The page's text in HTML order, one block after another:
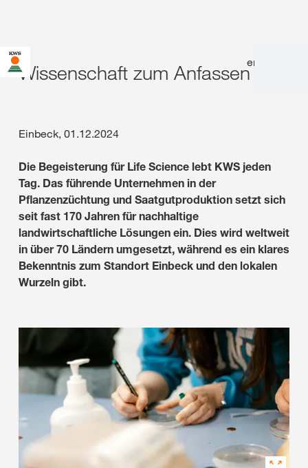
en
Wissenschaft zum Anfassen
Einbeck, 01.12.2024
Die Begeisterung für Life Science lebt KWS jeden
Tag. Das führende Unternehmen in der
Pflanzenzüchtung und Saatgutproduktion setzt sich
seit fast 170 Jahren für nachhaltige
landwirtschaftliche Lösungen ein. Dies wird weltweit
in über 70 Ländern umgesetzt, während es ein klares
Bekenntnis zum Standort Einbeck und den lokalen
Wurzeln gibt.